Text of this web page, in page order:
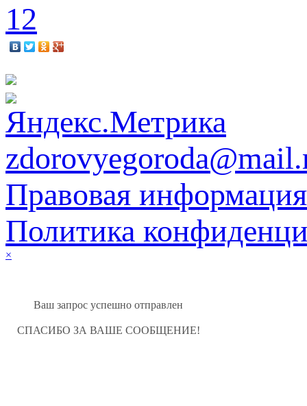
12
Правовая информация
Политика
×
Ваш запрос успешно отправлен
СПАСИБО ЗА ВАШЕ СООБЩЕНИЕ!